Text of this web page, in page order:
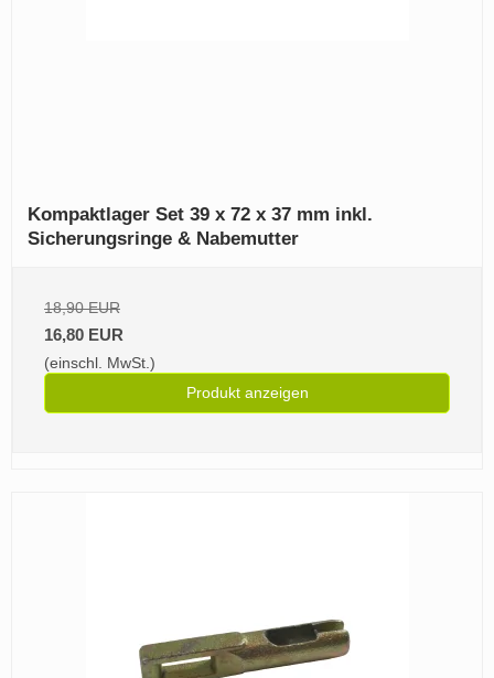
Kompaktlager Set 39 x 72 x 37 mm inkl.
Sicherungsringe & Nabemutter
18,90 EUR
16,80 EUR
(einschl. MwSt.)
Produkt anzeigen